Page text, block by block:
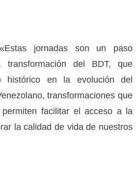
jornadas son un paso
transformación del BDT, que
histórico en la evolución del
transformaciones que
facilitar el acceso a la
la calidad de vida de nuestros